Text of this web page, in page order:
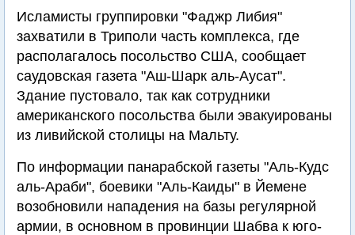
Исламисты группировки "Фаджр Либия"
захватили в Триполи часть комплекса, где
располагалось посольство США, сообщает
саудовская газета "Аш-Шарк аль-Аусат".
Здание пустовало, так как сотрудники
американского посольства были эвакуированы
из ливийской столицы на Мальту.
По информации панарабской газеты "Аль-Кудс
аль-Араби", боевики "Аль-Каиды" в Йемене
возобновили нападения на базы регулярной
армии, в основном в провинции Шабва к юго-